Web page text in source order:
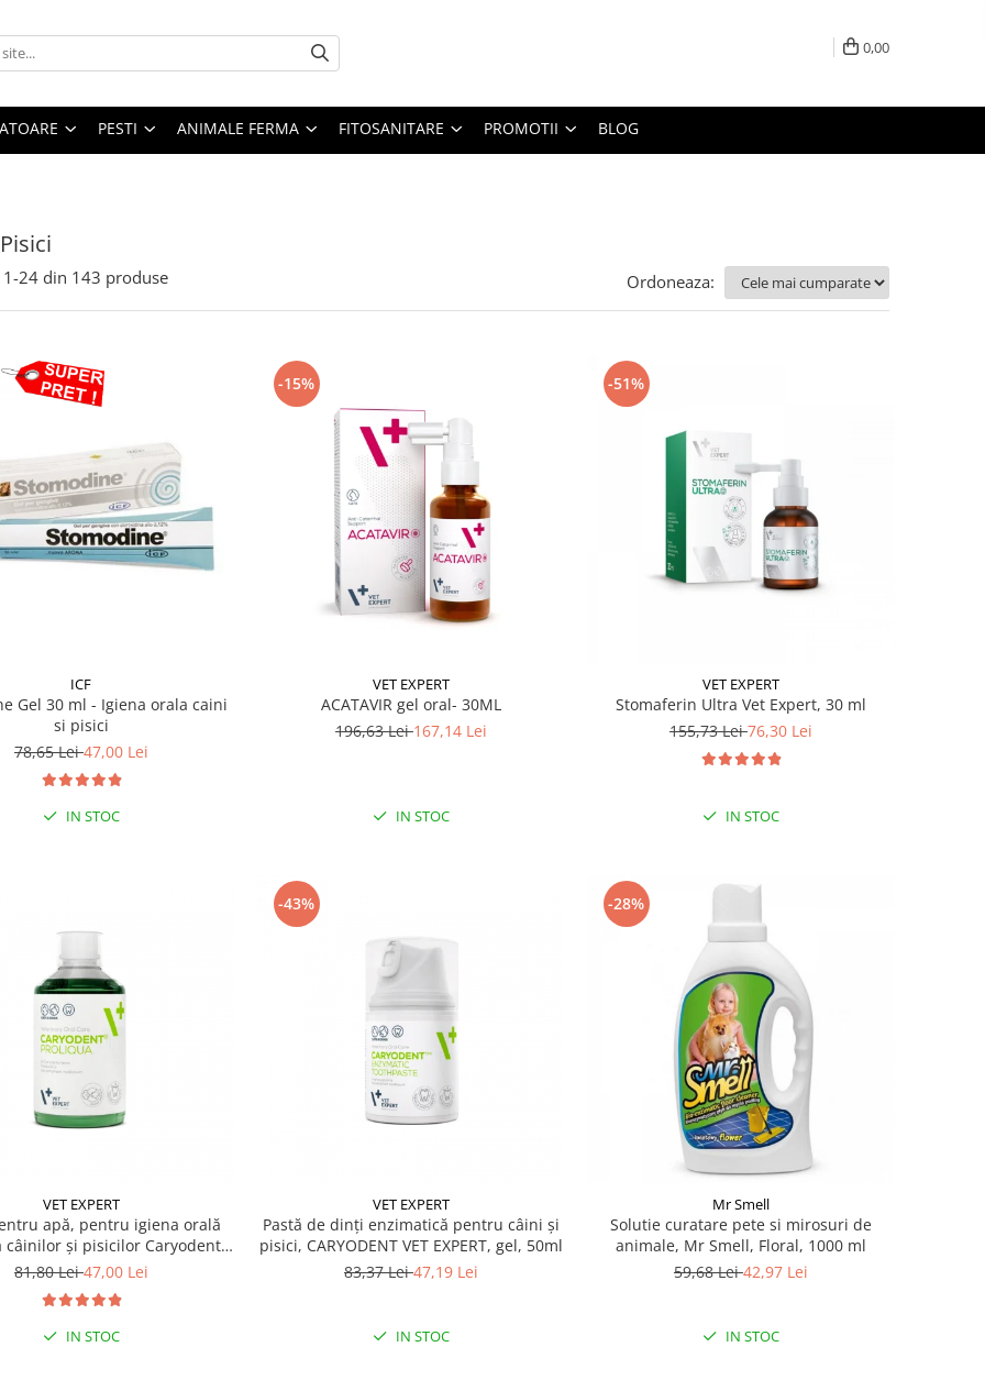
0,00
PESTI ANIMALE FERMA FITOSANITARE PROMOTII BLOG
1-24 din 143 produse Ordoneaza:
ICF
Gel 30 ml - Igiena orala caini
si pisici
78,65 Lei47,00 Lei
IN STOC
-15%
VET EXPERT
ACATAVIR gel oral- 30ML
196,63 Lei167,14 Lei
IN STOC
-51%
VET EXPERT
Stomaferin Ultra Vet Expert, 30 ml
155,73 Lei76,30 Lei
IN STOC
VET EXPERT
apă, pentru igiena orală
câinilor și pisicilor Caryodent
Vet Expert, 250ml
81,80 Lei47,00 Lei
IN STOC
-43%
VET EXPERT
Pastă de dinți enzimatică pentru câini și
pisici, CARYODENT VET EXPERT, gel, 50ml
83,37 Lei47,19 Lei
IN STOC
-28%
Mr Smell
Solutie curatare pete si mirosuri de
animale, Mr Smell, Floral, 1000 ml
59,68 Lei42,97 Lei
IN STOC